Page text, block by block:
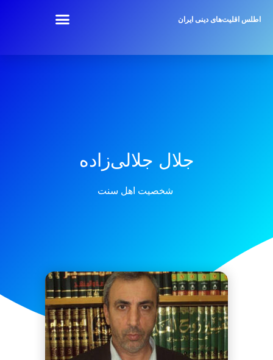
اطلس اقلیت‌های دینی ایران
جلال جلالی‌زاده
شخصیت اهل سنت